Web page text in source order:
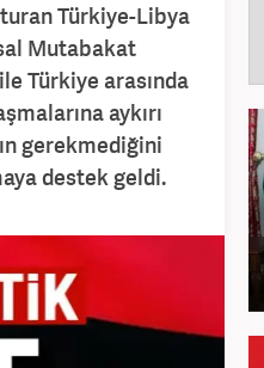
Türkiye-Libya
Mutabakat
Türkiye arasında
aykırı
gerekmediğini
destek geldi.